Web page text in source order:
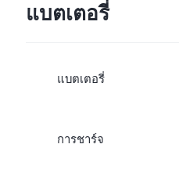
แบตเตอรี่
แบตเตอรี่
การชาร์จ